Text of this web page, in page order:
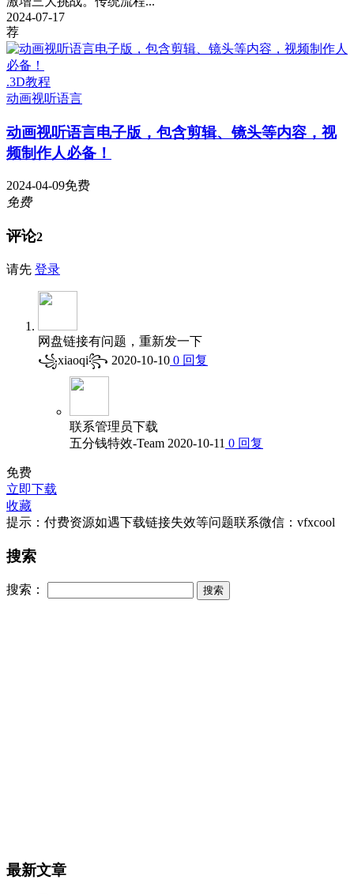
2024-07-17
荐
.3D教程
动画视听语言
动画视听语言电子版，包含剪辑、镜头等内容，视
频制作人必备！
2024-04-09免费
免费
评论2
请先 登录
网盘链接有问题，重新发一下
꧁xiaoqi꧂ 2020-10-10 0 回复
联系管理员下载
五分钱特效-Team 2020-10-11 0 回复
免费
立即下载
收藏
提示：付费资源如遇下载链接失效等问题联系微信：vfxcool
搜索
搜索：
最新文章